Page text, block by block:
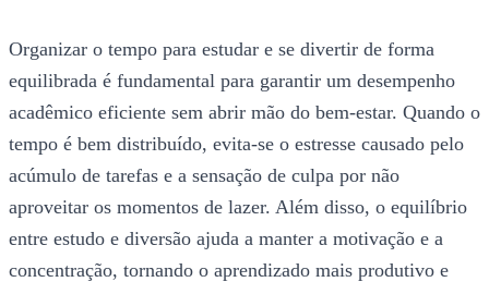
Organizar o tempo para estudar e se divertir de forma
equilibrada é fundamental para garantir um desempenho
acadêmico eficiente sem abrir mão do bem-estar. Quando o
tempo é bem distribuído, evita-se o estresse causado pelo
acúmulo de tarefas e a sensação de culpa por não
aproveitar os momentos de lazer. Além disso, o equilíbrio
entre estudo e diversão ajuda a manter a motivação e a
concentração, tornando o aprendizado mais produtivo e